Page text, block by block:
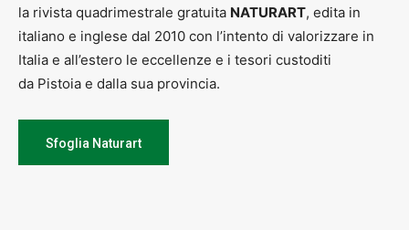
la rivista quadrimestrale gratuita NATURART, edita in
italiano e inglese dal 2010 con l’intento di valorizzare in
Italia e all’estero le eccellenze e i tesori custoditi
da Pistoia e dalla sua provincia.
Sfoglia Naturart